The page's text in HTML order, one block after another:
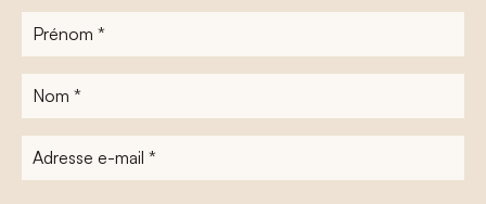
Prénom
Nom
Adresse
e-